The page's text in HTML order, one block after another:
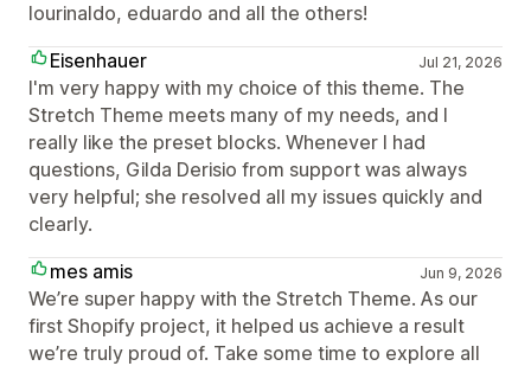
lourinaldo, eduardo and all the others!
Eisenhauer
Jul 21, 2026
I'm very happy with my choice of this theme. The
Stretch Theme meets many of my needs, and I
really like the preset blocks. Whenever I had
questions, Gilda Derisio from support was always
very helpful; she resolved all my issues quickly and
clearly.
mes amis
Jun 9, 2026
We’re super happy with the Stretch Theme. As our
first Shopify project, it helped us achieve a result
we’re truly proud of. Take some time to explore all